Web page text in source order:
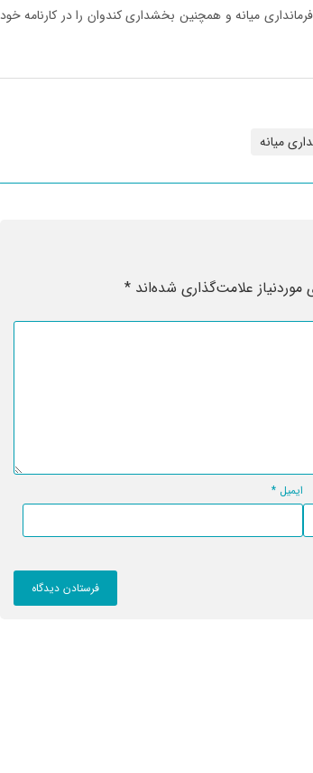
میانه و همچنین بخشداری کندوان را در کارنامه خود
میانه
علامت‌گذاری شده‌اند*
ایمیل *